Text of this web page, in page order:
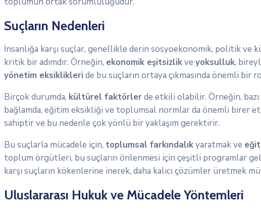
Suçların Nedenleri
İnsanlığa karşı suçlar, genellikle derin sosyoekonomik, politik
kritik bir adımdır. Örneğin, ekonomik eşitsizlikve yoksulluk,
yönetim eksiklikleri de bu suçların ortaya çıkmasında önemli bir
Birçok durumda, kültürel faktörlerde etkili olabilir. Örneğin,
bağlamda, eğitim eksikliği ve toplumsal normlar da önemli birer
sahiptir ve bu nedenle çok yönlü bir yaklaşım gerektirir.
Bu suçlarla mücadele için, toplumsal farkındalıkyaratmak ve
toplum örgütleri, bu suçların önlenmesi için çeşitli programlar
karşı suçların kökenlerine inerek, daha kalıcı çözümler üretmek
Uluslararası Hukuk ve Mücadele Yöntemleri